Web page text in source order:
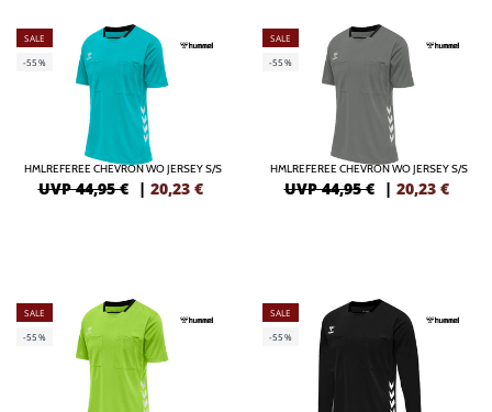
SALE
-55%
HMLREFEREE CHEVRON WO JERSEY S/S
UVP 44,95 € | 20,23 €
SALE
-55%
HMLREFEREE CHEVRON WO JERSEY S/S
UVP 44,95 € | 20,23 €
SALE
-55%
SALE
-55%